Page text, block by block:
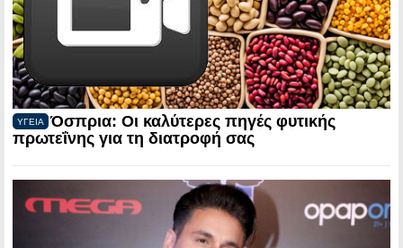
ΥΓΕΙΑ
Όσπρια: Οι καλύτερες πηγές φυτικής
πρωτεΐνης για τη διατροφή σας